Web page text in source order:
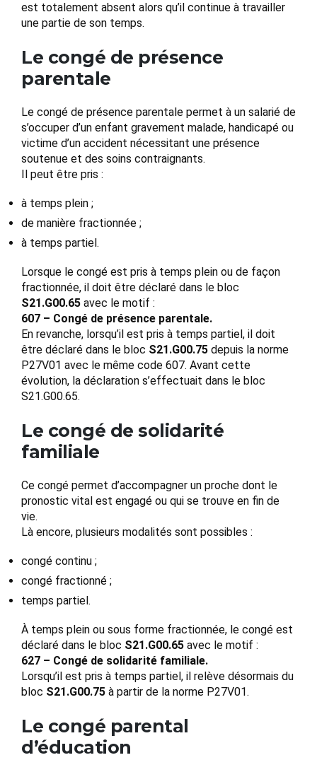
est totalement absent alors qu’il continue à travailler
une partie de son temps.
Le congé de présence
parentale
Le congé de présence parentale permet à un salarié de
s’occuper d’un enfant gravement malade, handicapé ou
victime d’un accident nécessitant une présence
soutenue et des soins contraignants.
Il peut être pris :
à temps plein ;
de manière fractionnée ;
à temps partiel.
Lorsque le congé est pris à temps plein ou de façon
fractionnée, il doit être déclaré dans le bloc
S21.G00.65 avec le motif :
607 – Congé de présence parentale.
En revanche, lorsqu’il est pris à temps partiel, il doit
être déclaré dans le bloc S21.G00.75 depuis la norme
P27V01 avec le même code 607. Avant cette
évolution, la déclaration s’effectuait dans le bloc
S21.G00.65.
Le congé de solidarité
familiale
Ce congé permet d’accompagner un proche dont le
pronostic vital est engagé ou qui se trouve en fin de
vie.
Là encore, plusieurs modalités sont possibles :
congé continu ;
congé fractionné ;
temps partiel.
À temps plein ou sous forme fractionnée, le congé est
déclaré dans le bloc S21.G00.65 avec le motif :
627 – Congé de solidarité familiale.
Lorsqu’il est pris à temps partiel, il relève désormais du
bloc S21.G00.75 à partir de la norme P27V01.
Le congé parental
d’éducation